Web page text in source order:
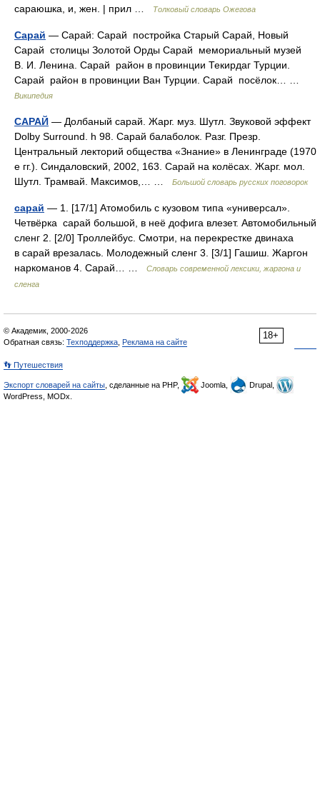
сараюшка, и, жен. | прил …
Толковый словарь Ожегова
Сарай — Сарай: Сарай постройка Старый Сарай, Новый
Сарай столицы Золотой Орды Сарай мемориальный музей
В. И. Ленина. Сарай район в провинции Текирдаг Турции.
Сарай район в провинции Ван Турции. Сарай посёлок… …
Википедия
САРАЙ — Долбаный сарай. Жарг. муз. Шутл. Звуковой эффект
Dolby Surround. h 98. Сарай балаболок. Разг. Презр.
Центральный лекторий общества «Знание» в Ленинграде (1970
е гг.). Синдаловский, 2002, 163. Сарай на колёсах. Жарг. мол.
Шутл. Трамвай. Максимов,… …
Большой словарь русских поговорок
сарай — 1. [17/1] Атомобиль с кузовом типа «универсал».
Четвёрка сарай большой, в неё дофига влезет. Автомобильный
сленг 2. [2/0] Троллейбус. Смотри, на перекрестке двинаха
в сарай врезалась. Молодежный сленг 3. [3/1] Гашиш. Жаргон
наркоманов 4. Сарай… …
Cловарь современной лексики, жаргона и
сленга
18+
© Академик, 2000-2026
Обратная связь: Техподдержка Реклама на сайте
👣 Путешествия
Экспорт словарей на сайты , сделанные на PHP, Joomla,
Drupal,
WordPress, MODx.